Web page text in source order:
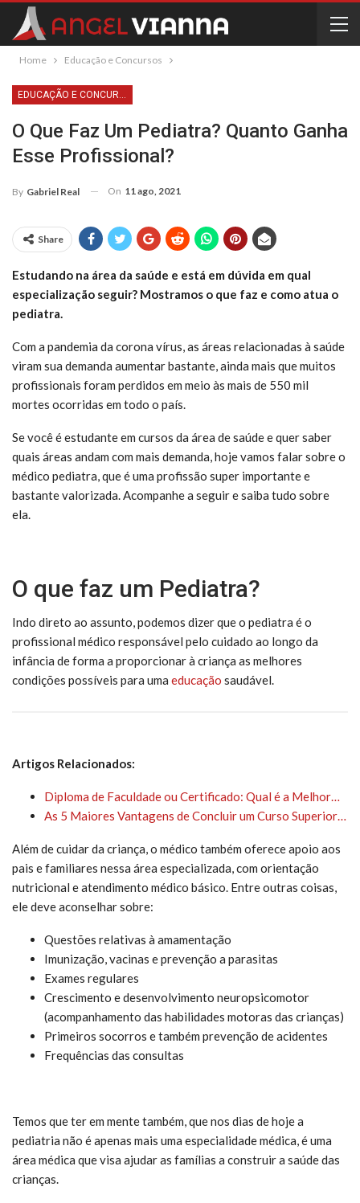
Home Educação e Concursos
EDUCAÇÃO E CONCURSOS
O Que Faz Um Pediatra? Quanto Ganha
Esse Profissional?
By Gabriel Real On 11 ago, 2021
Share
Estudando na área da saúde e está em dúvida em qual
especialização seguir? Mostramos o que faz e como atua o
pediatra.
Com a pandemia da corona vírus, as áreas relacionadas à saúde
viram sua demanda aumentar bastante, ainda mais que muitos
profissionais foram perdidos em meio às mais de 550 mil
mortes ocorridas em todo o país.
Se você é estudante em cursos da área de saúde e quer saber
quais áreas andam com mais demanda, hoje vamos falar sobre o
médico pediatra, que é uma profissão super importante e
bastante valorizada. Acompanhe a seguir e saiba tudo sobre
ela.
O que faz um Pediatra?
Indo direto ao assunto, podemos dizer que o pediatra é o
profissional médico responsável pelo cuidado ao longo da
infância de forma a proporcionar à criança as melhores
condições possíveis para uma educação saudável.
Artigos Relacionados:
Diploma de Faculdade ou Certificado: Qual é a Melhor…
As 5 Maiores Vantagens de Concluir um Curso Superior…
Além de cuidar da criança, o médico também oferece apoio aos
pais e familiares nessa área especializada, com orientação
nutricional e atendimento médico básico. Entre outras coisas,
ele deve aconselhar sobre: ​​
Questões relativas à amamentação
Imunização, vacinas e prevenção a parasitas
Exames regulares
Crescimento e desenvolvimento neuropsicomotor
(acompanhamento das habilidades motoras das crianças)
Primeiros socorros e também prevenção de acidentes
Frequências das consultas
Temos que ter em mente também, que nos dias de hoje a
pediatria não é apenas mais uma especialidade médica, é uma
área médica que visa ajudar as famílias a construir a saúde das
crianças.